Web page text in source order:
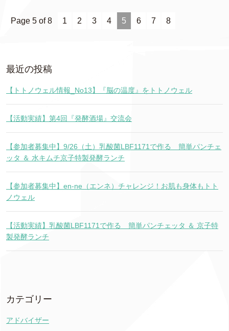
Page 5 of 8 1 2 3 4 5 6 7 8
最近の投稿
【トトノウェル情報_No13】『脳の温度』をトトノウェル
【活動実績】第4回『発酵酒場』交流会
【参加者募集中】9/26（土）乳酸菌LBF1171で作る 簡単パンチェ
ッタ ＆ 水キムチ京子特製発酵ランチ
【参加者募集中】en-ne（エンネ）チャレンジ！お肌も身体もトト
ノウェル
【活動実績】乳酸菌LBF1171で作る 簡単パンチェッタ ＆ 京子特
製発酵ランチ
カテゴリー
アドバイザー